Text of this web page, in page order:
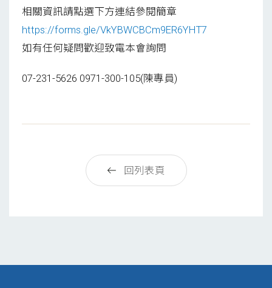
相關資訊請點選下方連結參閱簡章
https://forms.gle/VkYBWCBCm9ER6YHT7
如有任何疑問歡迎致電本會詢問
07-231-5626 0971-300-105(陳專員)
回列表頁